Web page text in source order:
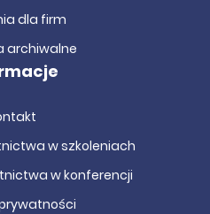
dla firm
archiwalne
w szkoleniach
w konferencji